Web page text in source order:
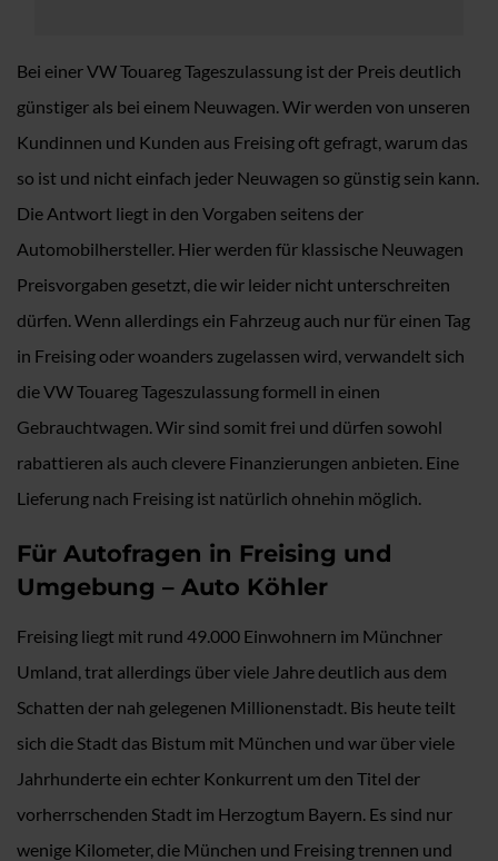
Bei einer VW Touareg Tageszulassung ist der Preis deutlich
günstiger als bei einem Neuwagen. Wir werden von unseren
Kundinnen und Kunden aus Freising oft gefragt, warum das
so ist und nicht einfach jeder Neuwagen so günstig sein kann.
Die Antwort liegt in den Vorgaben seitens der
Automobilhersteller. Hier werden für klassische Neuwagen
Preisvorgaben gesetzt, die wir leider nicht unterschreiten
dürfen. Wenn allerdings ein Fahrzeug auch nur für einen Tag
in Freising oder woanders zugelassen wird, verwandelt sich
die VW Touareg Tageszulassung formell in einen
Gebrauchtwagen. Wir sind somit frei und dürfen sowohl
rabattieren als auch clevere Finanzierungen anbieten. Eine
Lieferung nach Freising ist natürlich ohnehin möglich.
Für Autofragen in Freising und
Umgebung – Auto Köhler
Freising liegt mit rund 49.000 Einwohnern im Münchner
Umland, trat allerdings über viele Jahre deutlich aus dem
Schatten der nah gelegenen Millionenstadt. Bis heute teilt
sich die Stadt das Bistum mit München und war über viele
Jahrhunderte ein echter Konkurrent um den Titel der
vorherrschenden Stadt im Herzogtum Bayern. Es sind nur
wenige Kilometer, die München und Freising trennen und